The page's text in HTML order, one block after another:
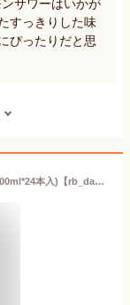
サワーはいかが
すっきりした味
ぴったりだと思
キリン チューハイ 氷結 無糖 レモン Alc.7％(500ml*24本入)【rb_dah_kw_2】【氷結】[レモンサワー]